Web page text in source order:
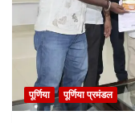
पूर्णिया पूर्णिया प्रमंडल